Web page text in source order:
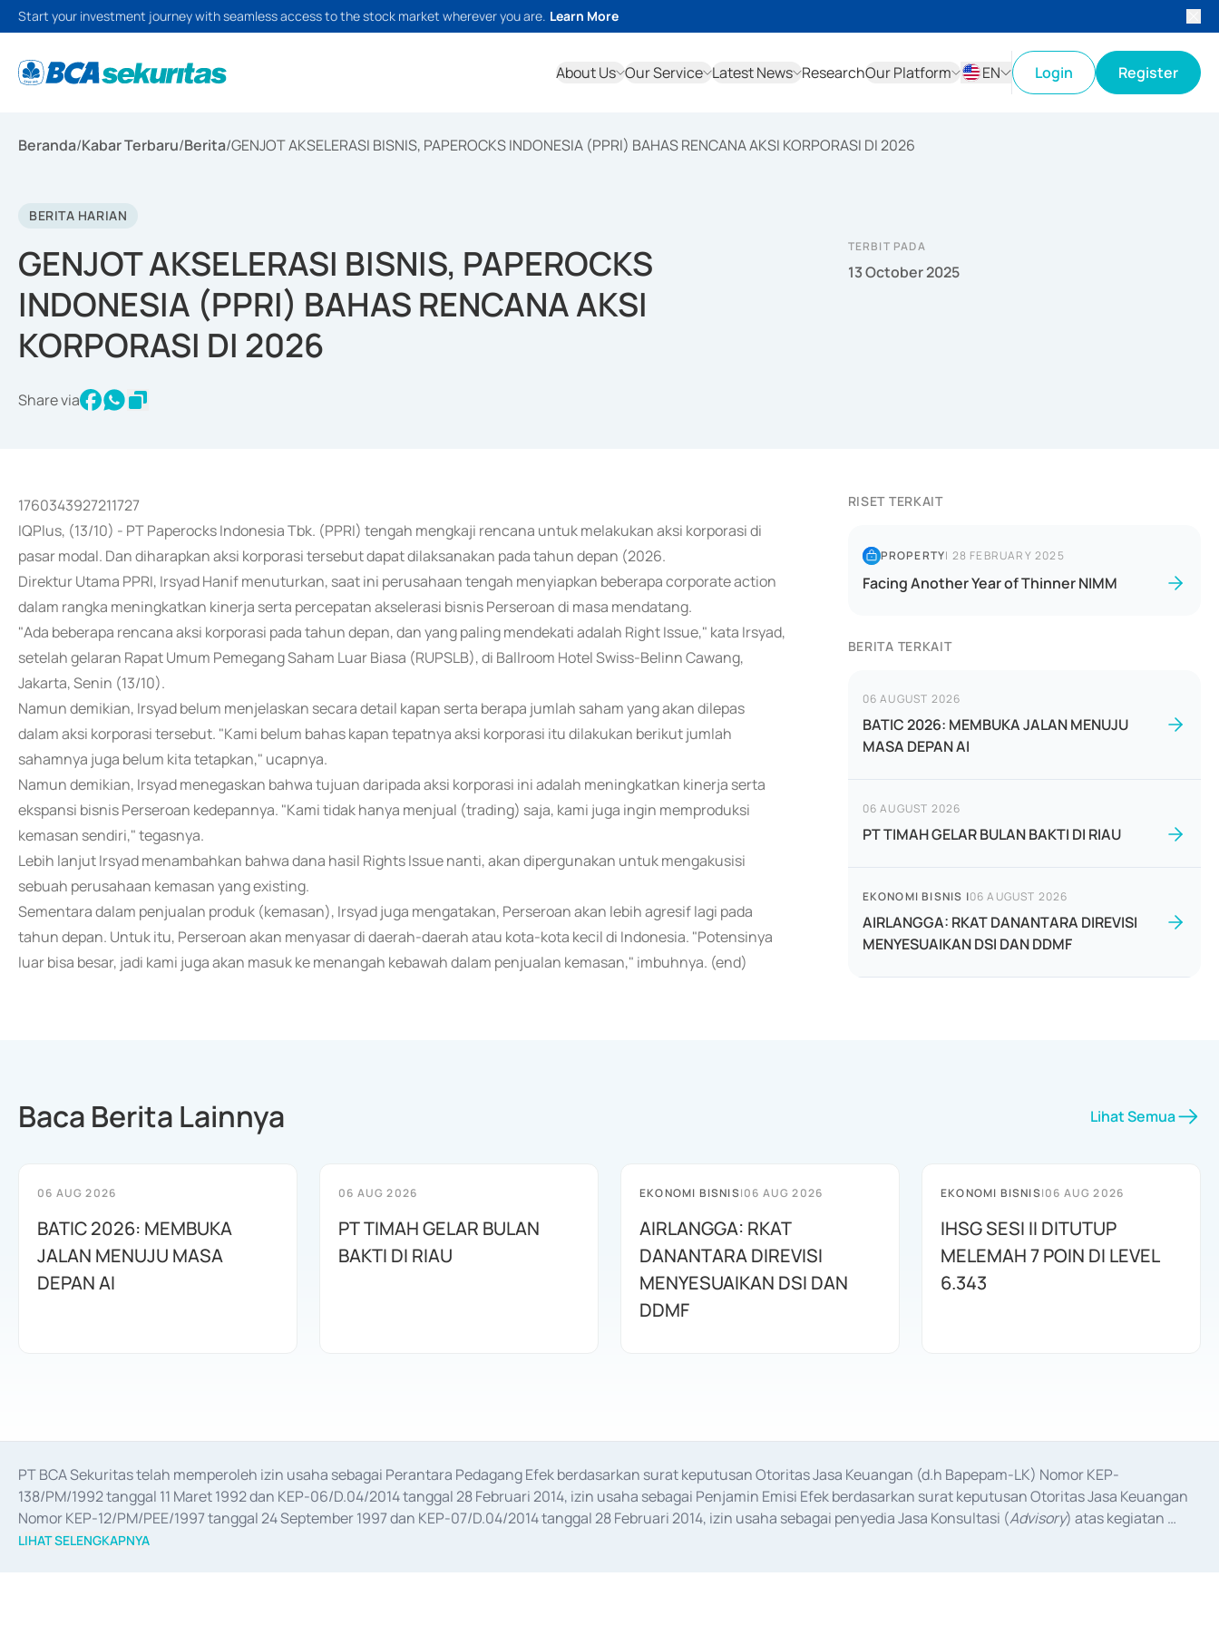
Start your investment journey with seamless access to the stock market wherever you are. Learn More
About Us Our Service Latest News ResearchOur Platform
EN
Login Register
Beranda/Kabar Terbaru/Berita/GENJOT AKSELERASI BISNIS, PAPEROCKS INDONESIA (PPRI) BAHAS RENCANA AKSI KORPORASI DI 2026
BERITA HARIAN
GENJOT AKSELERASI BISNIS, PAPEROCKS
INDONESIA (PPRI) BAHAS RENCANA AKSI
KORPORASI DI 2026
Share via
TERBIT PADA
13 October 2025
1760343927211727
IQPlus, (13/10) - PT Paperocks Indonesia Tbk. (PPRI) tengah mengkaji rencana untuk melakukan aksi korporasi di
pasar modal. Dan diharapkan aksi korporasi tersebut dapat dilaksanakan pada tahun depan (2026.
Direktur Utama PPRI, Irsyad Hanif menuturkan, saat ini perusahaan tengah menyiapkan beberapa corporate action
dalam rangka meningkatkan kinerja serta percepatan akselerasi bisnis Perseroan di masa mendatang.
"Ada beberapa rencana aksi korporasi pada tahun depan, dan yang paling mendekati adalah Right Issue," kata Irsyad,
setelah gelaran Rapat Umum Pemegang Saham Luar Biasa (RUPSLB), di Ballroom Hotel Swiss-Belinn Cawang,
Jakarta, Senin (13/10).
Namun demikian, Irsyad belum menjelaskan secara detail kapan serta berapa jumlah saham yang akan dilepas
dalam aksi korporasi tersebut. "Kami belum bahas kapan tepatnya aksi korporasi itu dilakukan berikut jumlah
sahamnya juga belum kita tetapkan," ucapnya.
Namun demikian, Irsyad menegaskan bahwa tujuan daripada aksi korporasi ini adalah meningkatkan kinerja serta
ekspansi bisnis Perseroan kedepannya. "Kami tidak hanya menjual (trading) saja, kami juga ingin memproduksi
kemasan sendiri," tegasnya.
Lebih lanjut Irsyad menambahkan bahwa dana hasil Rights Issue nanti, akan dipergunakan untuk mengakusisi
sebuah perusahaan kemasan yang existing.
Sementara dalam penjualan produk (kemasan), Irsyad juga mengatakan, Perseroan akan lebih agresif lagi pada
tahun depan. Untuk itu, Perseroan akan menyasar di daerah-daerah atau kota-kota kecil di Indonesia. "Potensinya
luar bisa besar, jadi kami juga akan masuk ke menangah kebawah dalam penjualan kemasan," imbuhnya. (end)
RISET TERKAIT
PROPERTY| 28 FEBRUARY 2025
Facing Another Year of Thinner NIMM
BERITA TERKAIT
06 AUGUST 2026
BATIC 2026: MEMBUKA JALAN MENUJU
MASA DEPAN AI
06 AUGUST 2026
PT TIMAH GELAR BULAN BAKTI DI RIAU
EKONOMI BISNIS |06 AUGUST 2026
AIRLANGGA: RKAT DANANTARA DIREVISI
MENYESUAIKAN DSI DAN DDMF
Baca Berita Lainnya Lihat Semua
06 AUG 2026
BATIC 2026: MEMBUKA
JALAN MENUJU MASA
DEPAN AI
06 AUG 2026
PT TIMAH GELAR BULAN
BAKTI DI RIAU
EKONOMI BISNIS|06 AUG 2026
AIRLANGGA: RKAT
DANANTARA DIREVISI
MENYESUAIKAN DSI DAN
DDMF
EKONOMI BISNIS|06 AUG 2026
IHSG SESI II DITUTUP
MELEMAH 7 POIN DI LEVEL
6.343
PT BCA Sekuritas telah memperoleh izin usaha sebagai Perantara Pedagang Efek berdasarkan surat keputusan Otoritas Jasa Keuangan (d.h Bapepam-LK) Nomor KEP-
138/PM/1992 tanggal 11 Maret 1992 dan KEP-06/D.04/2014 tanggal 28 Februari 2014, izin usaha sebagai Penjamin Emisi Efek berdasarkan surat keputusan Otoritas Jasa Keuangan
Nomor KEP-12/PM/PEE/1997 tanggal 24 September 1997 dan KEP-07/D.04/2014 tanggal 28 Februari 2014, izin usaha sebagai penyedia Jasa Konsultasi (Advisory) atas kegiatan
merger, akuisisi, divestasi, dan
LIHAT SELENGKAPNYA